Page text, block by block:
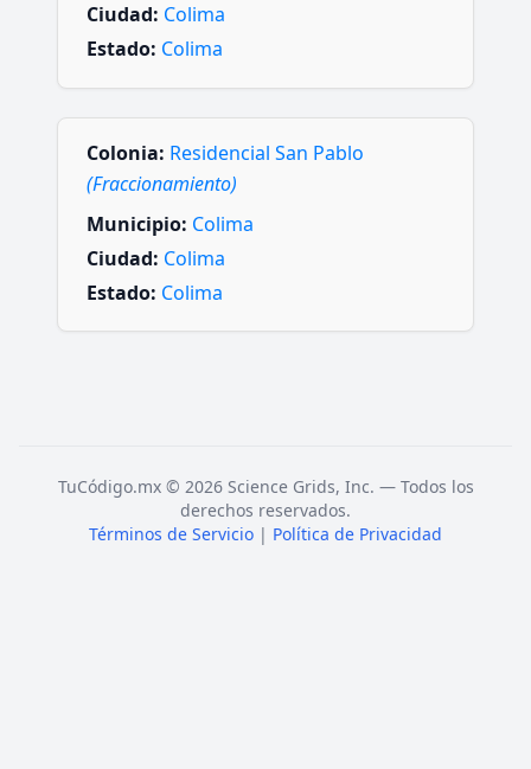
Ciudad: Colima
Estado: Colima
Colonia: Residencial San Pablo
(Fraccionamiento)
Municipio: Colima
Ciudad: Colima
Estado: Colima
TuCódigo.mx © 2026 Science Grids, Inc. — Todos los
derechos reservados.
Términos de Servicio | Política de Privacidad